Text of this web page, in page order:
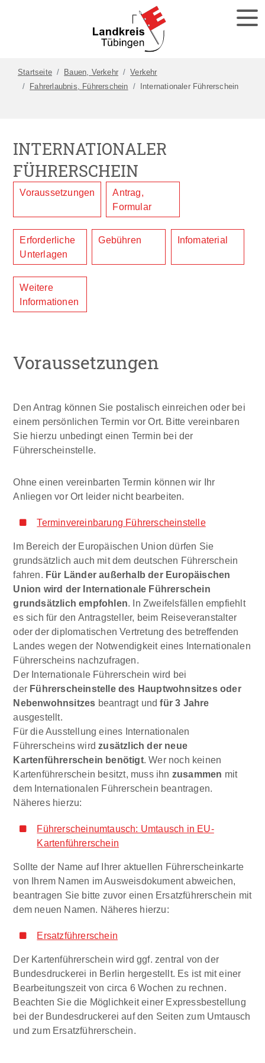
Startseite Bauen, Verkehr
Verkehr
Fahrerlaubnis, Führerschein
Internationaler Führerschein
INTERNATIONALER
FÜHRERSCHEIN
Voraussetzungen
Antrag,
Formular
Erforderliche
Unterlagen
Gebühren Infomaterial
Weitere
Informationen
Voraussetzungen
Den Antrag können Sie postalisch einreichen oder bei
einem persönlichen Termin vor Ort. Bitte vereinbaren
Sie hierzu unbedingt einen Termin bei der
Führerscheinstelle.
Ohne einen vereinbarten Termin können wir Ihr
Anliegen vor Ort leider nicht bearbeiten.
Terminvereinbarung Führerscheinstelle
Im Bereich der Europäischen Union dürfen Sie
grundsätzlich auch mit dem deutschen Führerschein
fahren. Für Länder außerhalb der Europäischen
Union wird der Internationale Führerschein
grundsätzlich empfohlen. In Zweifelsfällen empfiehlt
es sich für den Antragsteller, beim Reiseveranstalter
oder der diplomatischen Vertretung des betreffenden
Landes wegen der Notwendigkeit eines Internationalen
Führerscheins nachzufragen.
Der Internationale Führerschein wird bei
der Führerscheinstelle des Hauptwohnsitzes oder
Nebenwohnsitzes beantragt undfür 3 Jahre
ausgestellt.
Für die Ausstellung eines Internationalen
Führerscheins wirdzusätzlich der neue
Kartenführerschein benötigt. Wer noch keinen
Kartenführerschein besitzt, muss ihn zusammen mit
dem Internationalen Führerschein beantragen.
Näheres hierzu:
Führerscheinumtausch: Umtausch in EU-
Kartenführerschein
Sollte der Name auf Ihrer aktuellen Führerscheinkarte
von Ihrem Namen im Ausweisdokument abweichen,
beantragen Sie bitte zuvor einen Ersatzführerschein mit
dem neuen Namen. Näheres hierzu:
Ersatzführerschein
Der Kartenführerschein wird ggf. zentral von der
Bundesdruckerei in Berlin hergestellt. Es ist mit einer
Bearbeitungszeit von circa 6 Wochen zu rechnen.
Beachten Sie die Möglichkeit einer Expressbestellung
bei der Bundesdruckerei auf den Seiten zum Umtausch
und zum Ersatzführerschein.